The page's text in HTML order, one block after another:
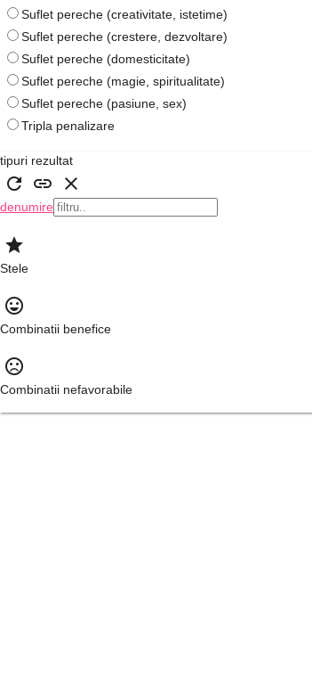
Suflet pereche (creativitate, istetime)
Suflet pereche (crestere, dezvoltare)
Suflet pereche (domesticitate)
Suflet pereche (magie, spiritualitate)
Suflet pereche (pasiune, sex)
Tripla penalizare
tipuri rezultat
refresh link close
denumire
star
Stele
sentiment_very_satisfied
Combinatii benefice
sentiment_very_dissatisfied
Combinatii nefavorabile